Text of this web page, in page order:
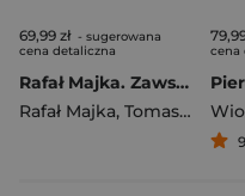
69,99 zł - sugerowana
cena detaliczna
Rafał Majka. Zawsze z przodu. Rozmawia Tomasz Kalemba - książka z autografem
Rafał Majka, Tomasz Kalemba
cena